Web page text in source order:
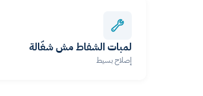
لمبات الشفاط مش شغّالة
إصلاح بسيط